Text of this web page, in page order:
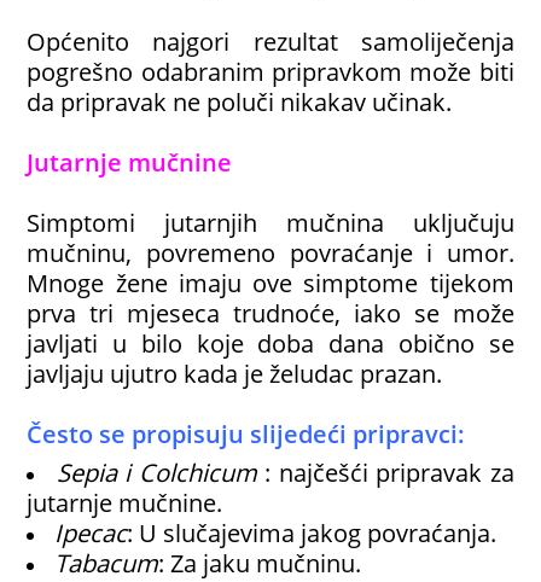
Općenito najgori rezultat samoliječenja
pogrešno odabranim pripravkom može biti
da pripravak ne poluči nikakav učinak.
Jutarnje mučnine
Simptomi jutarnjih mučnina uključuju
mučninu, povremeno povraćanje i umor.
Mnoge žene imaju ove simptome tijekom
prva tri mjeseca trudnoće, iako se može
javljati u bilo koje doba dana obično se
javljaju ujutro kada je želudac prazan.
Često se propisuju slijedeći pripravci:
Sepia i Colchicum: najčešći pripravak za
jutarnje mučnine.
Ipecac: U slučajevima jakog povraćanja.
Tabacum: Za jaku mučninu.